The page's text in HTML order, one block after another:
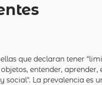
que declaran tener
entender,
La prevalencia es